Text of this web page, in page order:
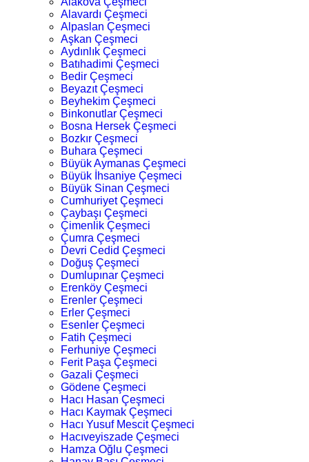
Alavardı Çeşmeci
Alpaslan Çeşmeci
Aşkan Çeşmeci
Aydınlık Çeşmeci
Batıhadimi Çeşmeci
Bedir Çeşmeci
Beyazıt Çeşmeci
Beyhekim Çeşmeci
Binkonutlar Çeşmeci
Bosna Hersek Çeşmeci
Bozkır Çeşmeci
Buhara Çeşmeci
Büyük Aymanas Çeşmeci
Büyük İhsaniye Çeşmeci
Büyük Sinan Çeşmeci
Cumhuriyet Çeşmeci
Çaybaşı Çeşmeci
Çimenlik Çeşmeci
Çumra Çeşmeci
Devri Cedid Çeşmeci
Doğuş Çeşmeci
Dumlupınar Çeşmeci
Erenköy Çeşmeci
Erenler Çeşmeci
Erler Çeşmeci
Esenler Çeşmeci
Fatih Çeşmeci
Ferhuniye Çeşmeci
Ferit Paşa Çeşmeci
Gazali Çeşmeci
Gödene Çeşmeci
Hacı Hasan Çeşmeci
Hacı Kaymak Çeşmeci
Hacı Yusuf Mescit Çeşmeci
Hacıveyiszade Çeşmeci
Hamza Oğlu Çeşmeci